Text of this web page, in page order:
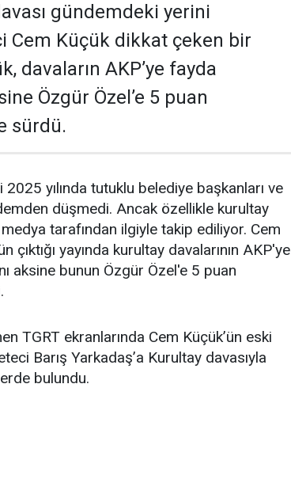
gündemdeki yerini
Cem Küçük dikkat çeken bir
davaların AKP’ye fayda
Özgür Özel’e 5 puan
sürdü.
yılında tutuklu belediye başkanları ve
düşmedi. Ancak özellikle kurultay
medya tarafından ilgiyle takip ediliyor. Cem
yayında kurultay davalarının AKP'ye
aksine bunun Özgür Özel'e 5 puan
TGRT ekranlarında Cem Küçük’ün eski
Barış Yarkadaş’a Kurultay davasıyla
bulundu.